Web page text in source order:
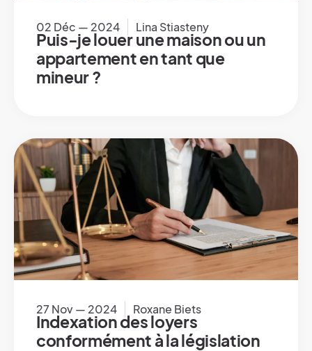
02 Déc — 2024 Lina Stiasteny
Puis-je louer une maison ou un
appartement en tant que
mineur ?
27 Nov — 2024 Roxane Biets
Indexation des loyers
conformément à la législation